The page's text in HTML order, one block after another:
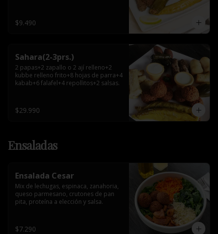
$9.490
Sahara(2-3prs.)
2 papas+2 zapallo o 2 ají relleno+2
kubbe relleno frito+8 hojas de parra+4
kabab+6 falafel+4 repollitos+2 salsas.
$29.990
Ensaladas
Ensalada Cesar
Mix de lechugas, espinaca, zanahoria,
queso parmesano, crutones de pan
pita, proteína a elección y salsa.
$7.290